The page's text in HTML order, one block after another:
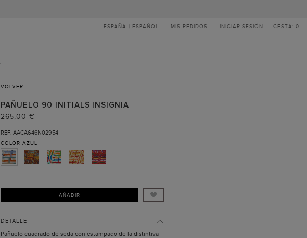
ESPAÑA | ESPAÑOL MIS PEDIDOS INICIAR SESIÓN CESTA: 0
VOLVER
PAÑUELO 90 INITIALS INSIGNIA
265,00 €
REF. AACA646N02954
COLOR AZUL
AÑADIR
DETALLE
Pañuelo cuadrado de seda con estampado de la distintiva